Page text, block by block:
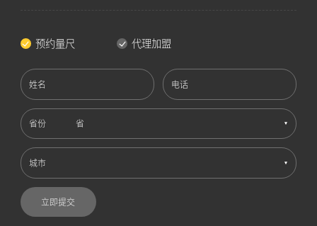
预约量尺 代理加盟
姓名 电话
省份
城市
立即提交